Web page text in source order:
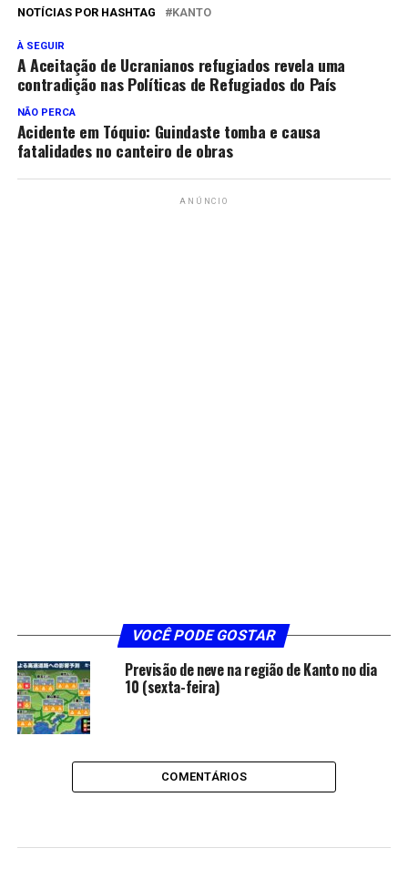
NOTÍCIAS POR HASHTAG KANTO
À SEGUIR
A Aceitação de Ucranianos refugiados revela uma
contradição nas Políticas de Refugiados do País
NÃO PERCA
Acidente em Tóquio: Guindaste tomba e causa
fatalidades no canteiro de obras
ANÚNCIO
VOCÊ PODE GOSTAR
Previsão de neve na região de Kanto no dia
10 (sexta-feira)
COMENTÁRIOS